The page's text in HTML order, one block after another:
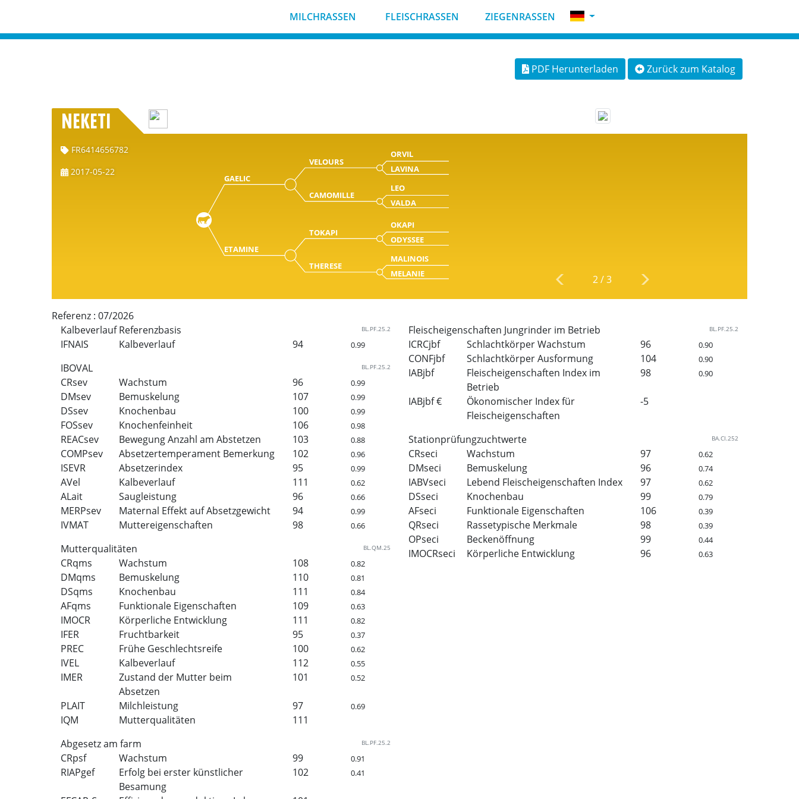
MILCHRASSEN FLEISCHRASSEN ZIEGENRASSEN
PDF Herunterladen Zurück zum Katalog
NEKETI
FR6414656782
2017-05-22
GAELIC
VELOURS
ORVIL
LAVINA
CAMOMILLE
LEO
VALDA
ETAMINE
TOKAPI
OKAPI
ODYSSEE
THERESE
MALINOIS
MELANIE
2/3
Referenz : 07/2026
Kalbeverlauf Referenzbasis
BL.PF.25.2
IFNAIS Kalbeverlauf 94 0.99
IBOVAL BL.PF.25.2
CRsev Wachstum 96 0.99
DMsev Bemuskelung 107 0.99
DSsev Knochenbau 100 0.99
FOSsev Knochenfeinheit 106 0.98
REACsev Bewegung Anzahl am Abstetzen 103 0.88
COMPsev Absetzertemperament Bemerkung 102 0.96
ISEVR Absetzerindex 95 0.99
AVel Kalbeverlauf 111 0.62
ALait Saugleistung 96 0.66
MERPsev Maternal Effekt auf Absetzgewicht 94 0.99
IVMAT Muttereigenschaften 98 0.66
Mutterqualitäten BL.QM.25
CRqms Wachstum 108 0.82
DMqms Bemuskelung 110 0.81
DSqms Knochenbau 111 0.84
AFqms Funktionale Eigenschaften 109 0.63
IMOCR Körperliche Entwicklung 111 0.82
IFER Fruchtbarkeit 95 0.37
PREC Frühe Geschlechtsreife 100 0.62
IVEL Kalbeverlauf 112 0.55
IMER
Zustand der Mutter beim
Absetzen
101 0.52
PLAIT Milchleistung 97 0.69
IQM Mutterqualitäten
111
Abgesetz am farm
BL.PF.25.2
CRpsf Wachstum 99 0.91
RIAPgef
Erfolg bei erster künstlicher
Besamung
102 0.41
Fleischeigenschaften Jungrinder im Betrieb BL.PF.25.2
ICRCjbf Schlachtkörper Wachstum 96 0.90
CONFjbf Schlachtkörper Ausformung 104 0.90
IABjbf
Fleischeigenschaften Index im
Betrieb
98 0.90
IABjbf €
Ökonomischer Index für
Fleischeigenschaften
-5
Stationprüfungzuchtwerte BA.CI.252
CRseci Wachstum 97 0.62
DMseci Bemuskelung 96 0.74
IABVseci Lebend Fleischeigenschaften Index 97 0.62
DSseci Knochenbau 99 0.79
AFseci Funktionale Eigenschaften 106 0.39
QRseci Rassetypische Merkmale 98 0.39
OPseci Beckenöffnung 99 0.44
IMOCRseci Körperliche Entwicklung 96 0.63